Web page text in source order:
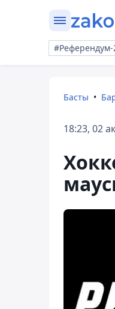
#Референдум-
Басты
18:23, 02